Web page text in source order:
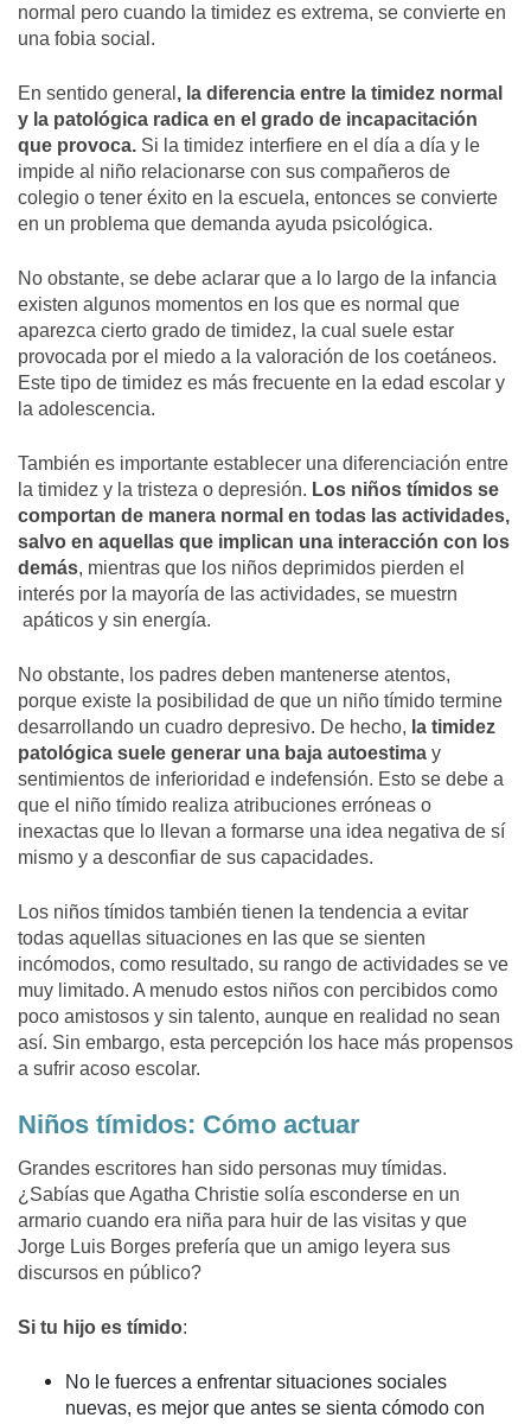
normal pero cuando la timidez es extrema, se convierte en
una fobia social.
En sentido general , la diferencia entre la timidez normal
y la patológica radica en el grado de incapacitación
que provoca. Si la timidez interfiere en el día a día y le
impide al niño relacionarse con sus compañeros de
colegio o tener éxito en la escuela, entonces se convierte
en un problema que demanda ayuda psicológica.
No obstante, se debe aclarar que a lo largo de la infancia
existen algunos momentos en los que es normal que
aparezca cierto grado de timidez, la cual suele estar
provocada por el miedo a la valoración de los coetáneos.
Este tipo de timidez es más frecuente en la edad escolar y
la adolescencia.
También es importante establecer una diferenciación entre
la timidez y la tristeza o depresión. Los niños tímidos se
comportan de manera normal en todas las actividades,
salvo en aquellas que implican una interacción con los
demás, mientras que los niños deprimidos pierden el
interés por la mayoría de las actividades, se muestrn
apáticos y sin energía.
No obstante, los padres deben mantenerse atentos,
porque existe la posibilidad de que un niño tímido termine
desarrollando un cuadro depresivo. De hecho, la timidez
patológica suele generar una baja autoestima y
sentimientos de inferioridad e indefensión. Esto se debe a
que el niño tímido realiza atribuciones erróneas o
inexactas que lo llevan a formarse una idea negativa de sí
mismo y a desconfiar de sus capacidades.
Los niños tímidos también tienen la tendencia a evitar
todas aquellas situaciones en las que se sienten
incómodos, como resultado, su rango de actividades se ve
muy limitado. A menudo estos niños con percibidos como
poco amistosos y sin talento, aunque en realidad no sean
así. Sin embargo, esta percepción los hace más propensos
a sufrir acoso escolar.
Niños tímidos: Cómo actuar
Grandes escritores han sido personas muy tímidas.
¿Sabías que Agatha Christie solía esconderse en un
armario cuando era niña para huir de las visitas y que
Jorge Luis Borges prefería que un amigo leyera sus
discursos en público?
Si tu hijo es tímido:
No le fuerces a enfrentar situaciones sociales
nuevas, es mejor que antes se sienta cómodo con